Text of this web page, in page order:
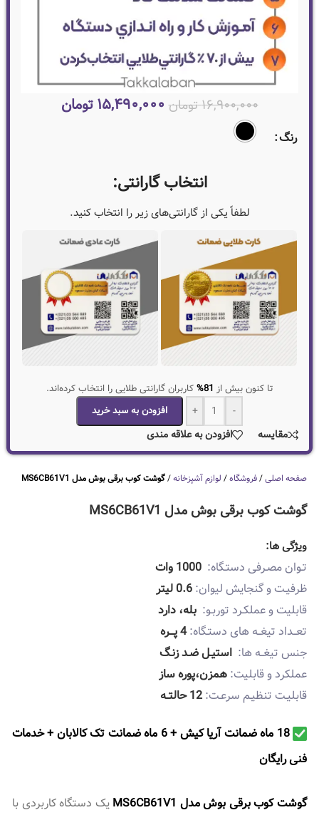
صفحه اصلی/فروشگاه/ لوازم آشپزخانه/گوشت کوب برقی بوش مدل MS6CB61V1
گوشت کوب برقی بوش مدل MS6CB61V1
ویژگی ها:
تـوان مصـرفی دستـگاه:
ظرفیـت و گنجایش لیوان:
قابلیت و عملکـرد توربـو: بله، دارد
تعــداد تیغــه های دستـگاه:4 پـــره
جنس تیغــه ها: استیـل ضـد زنـگ
عملکرد و قابلیت: همزن،پوره ساز
قابلیـت تنظیـم سرعـت: 12 حالتــه
18 ماه ضمانت آریا کیش + 6 ماه ضمانت تک کالابان + خدمات
فنی رايگان
گوشت کوب برقی بوش مدل MS6CB61V1 یک دستگاه کاربردی با
۱۶,۹۰۰,۰۰۰تومان ۱۵,۴۹۰,۰۰۰ تومان
رنگ
انتخاب گارانتی:
لطفاً یکی از گارانتی‌های زیر را انتخاب کنید.
تا کنون بیش از 81% کاربران گارانتی طلایی را انتخاب کرده‌اند.
-
+ افزودن به سبد خرید
مقایسه افزودن به علاقه مندی